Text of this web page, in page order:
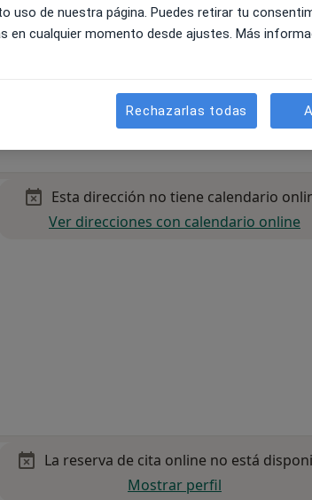
Esta dirección no tiene calendario
Ver direcciones con calendario online
La reserva de cita online no está
Mostrar perfil
uso de nuestra página. Puedes retirar tu
en cualquier momento desde ajustes. Más
Rechazarlas todas